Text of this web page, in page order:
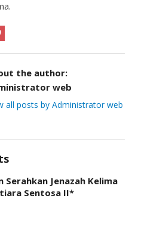
the author:
web
all posts by Administrator web
Serahkan Jenazah Kelima
Sentosa II*